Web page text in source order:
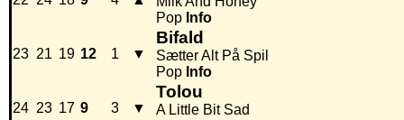
Pop Info
23 21 19 12 1 ▼
Bifald
Sætter Alt På Spil
Pop Info
24 23 17 9 3 ▼
Tolou
A Little Bit Sad